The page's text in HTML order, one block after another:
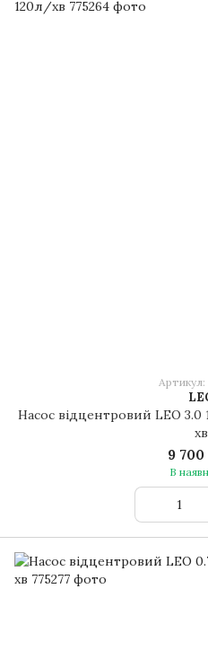
Артикул:
Насос відцентровий LEO 3.0
хв
9
В